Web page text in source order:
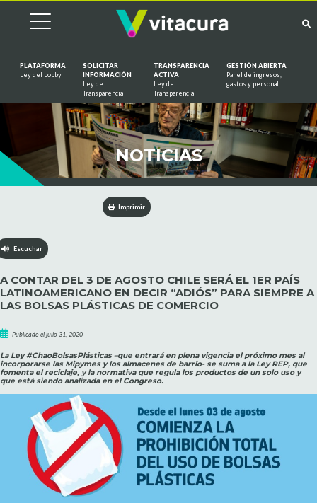
PLATAFORMA
Ley del Lobby
SOLICITAR
INFORMACIÓN
Ley de
Transparencia
TRANSPARENCIA
ACTIVA
Ley de
Transparencia
GESTIÓN ABIERTA
Panel de ingresos,
gastos y personal
NOTICIAS
Imprimir
Escuchar
A CONTAR DEL 3 DE AGOSTO CHILE SERÁ EL 1ER PAÍS
LATINOAMERICANO EN DECIR “ADIÓS” PARA SIEMPRE A
LAS BOLSAS PLÁSTICAS DE COMERCIO
Publicado el julio 31, 2020
La Ley #ChaoBolsasPlásticas –que entrará en plena vigencia el próximo mes al
incorporarse las Mipymes y los almacenes de barrio- se suma a la Ley REP, que
fomenta el reciclaje, y la normativa que regula los productos de un solo uso y
que está siendo analizada en el Congreso.